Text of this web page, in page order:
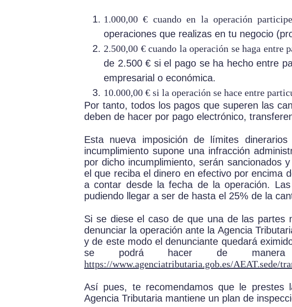
1.000,00 € cuando en la operación
operaciones que realizas en tu negocio
2.500,00 € cuando la operación se haga entre
de 2.500 € si el pago se ha hecho entre
empresarial o económica.
10.000,00 € si la operación se hace entre
Por tanto, todos los pagos que superen las
deben de hacer por pago electrónico,
Esta nueva imposición de límites
incumplimiento supone una infracción
por dicho incumplimiento, serán sancionados
el que reciba el dinero en efectivo por encima
a contar desde la fecha de la operación.
pudiendo llegar a ser de hasta el 25% de la
Si se diese el caso de que una de las partes
denunciar la operación ante la Agencia
y de este modo el denunciante quedará
se podrá hacer de
https://www.agenciatributaria.gob.es/AEAT.sede/
Así pues, te recomendamos que le prestes
Agencia Tributaria mantiene un plan de